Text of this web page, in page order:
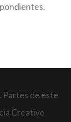
Partes de este
Creative